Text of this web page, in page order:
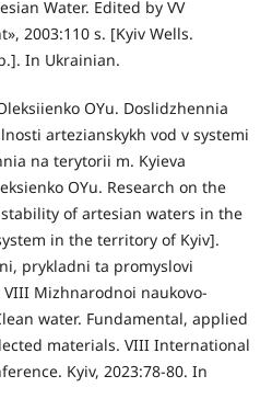
Water. Edited by VV
2003:110 s. [Kyiv Wells.
In Ukrainian.
OYu. Doslidzhennia
artezianskykh vod v systemi
na terytorii m. Kyieva
OYu. Research on the
of artesian waters in the
in the territory of Kyiv].
prykladni ta promyslovi
Mizhnarodnoi naukovo-
water. Fundamental, applied
materials. VIII International
Kyiv, 2023:78-80. In